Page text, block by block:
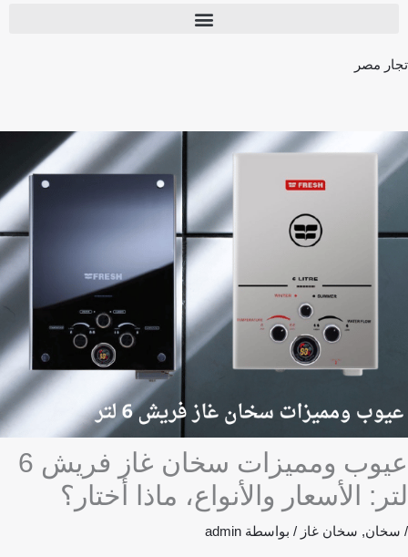
تجار مصر
عيوب ومميزات سخان غاز فريش 6
لتر: الأسعار والأنواع، ماذا أختار؟
/ سخان, سخان غاز / بواسطة admin